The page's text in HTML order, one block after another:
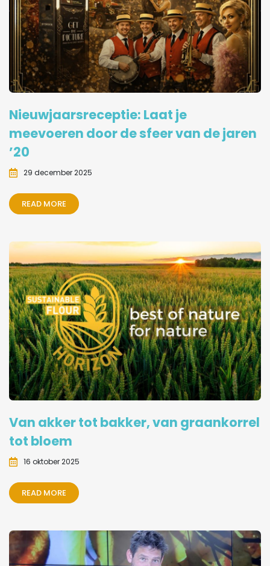
Nieuwjaarsreceptie: Laat je
meevoeren door de sfeer van de jaren
’20
29 december 2025
READ MORE
Van akker tot bakker, van graankorrel
tot bloem
16 oktober 2025
READ MORE